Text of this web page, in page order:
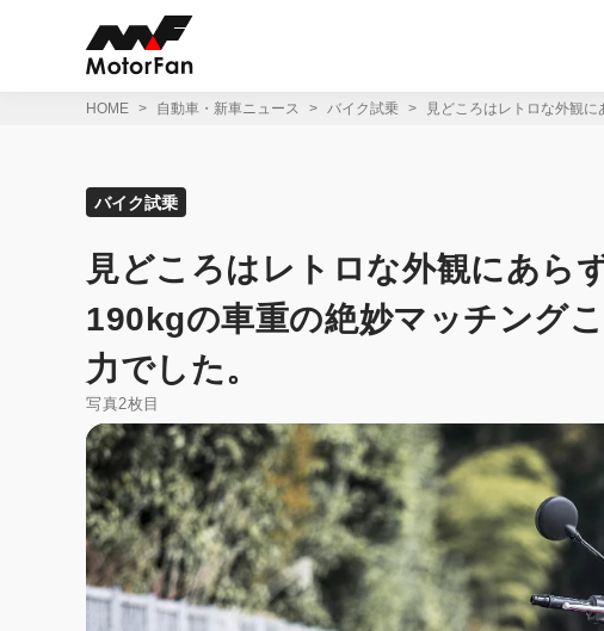
HOME 自動車・新車ニュース バイク試乗 見どころはレトロな外観
バイク試乗
見どころはレトロな外観にあら
190kgの車重の絶妙マッチング
力でした。
写真2枚目